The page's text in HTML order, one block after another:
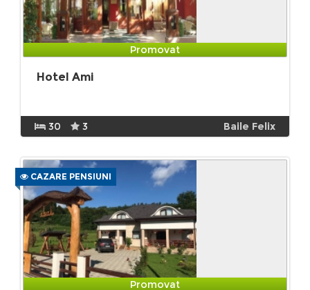
Promovat
Hotel Ami
30 3 Baile Felix
CAZARE PENSIUNI
Promovat